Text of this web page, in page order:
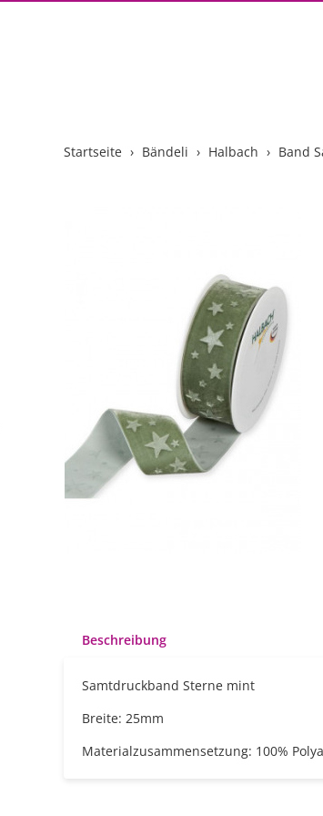
Startseite Bändeli Halbach Band
Beschreibung
Samtdruckband Sterne mint
Breite: 25mm
Materialzusammensetzung: 100%